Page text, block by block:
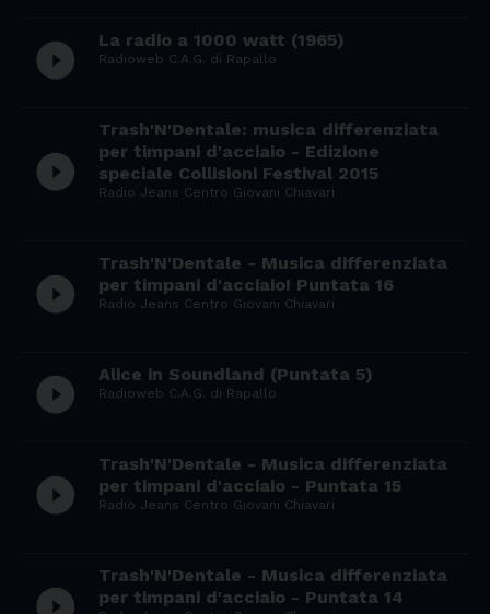
play_circle_filled La radio a 1000 watt (1965)
Radioweb C.A.G. di Rapallo
play_circle_filled
Trash'N'Dentale: musica differenziata
per timpani d'acciaio - Edizione
speciale Collisioni Festival 2015
Radio Jeans Centro Giovani Chiavari
play_circle_filled
Trash'N'Dentale - Musica differenziata
per timpani d'acciaio! Puntata 16
Radio Jeans Centro Giovani Chiavari
play_circle_filled Alice in Soundland (Puntata 5)
Radioweb C.A.G. di Rapallo
play_circle_filled
Trash'N'Dentale - Musica differenziata
per timpani d'acciaio - Puntata 15
Radio Jeans Centro Giovani Chiavari
Trash'N'Dentale - Musica differenziata
per timpani d'acciaio - Puntata 14